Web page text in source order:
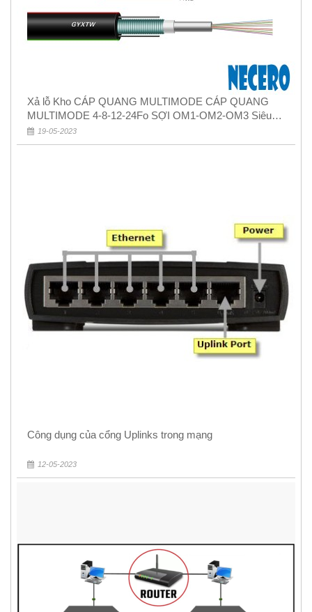
Xả lỗ Kho CÁP QUANG MULTIMODE CÁP QUANG
MULTIMODE 4-8-12-24Fo SỢI OM1-OM2-OM3 Siêu
Rẻ 5k
19-05-2023
Công dụng của cổng Uplinks trong mạng
12-05-2023